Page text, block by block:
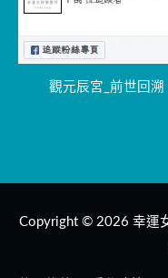
觀元辰宮_前世回溯
Copyright © 2026 幸運